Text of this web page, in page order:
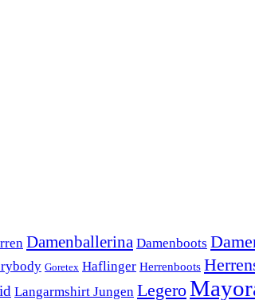
Damenballerina Damenboots
Goretex Haflinger Herrenboots
Langarmshirt Jungen Legero